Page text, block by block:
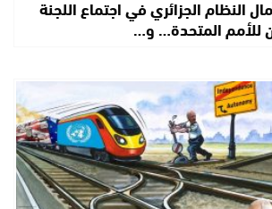
النظام الجزائري في اجتماع اللجنة
للأمم المتحدة… و…